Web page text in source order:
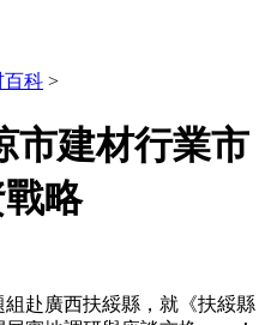
百科 >
市建材行業市
略
赴廣西扶綏縣，就《扶綏縣